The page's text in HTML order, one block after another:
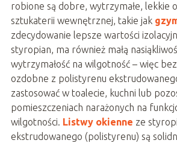
robione są dobre, wytrzymałe, lekkie
sztukaterii wewnętrznej, takie jak
zdecydowanie lepsze wartości
styropian, ma również małą
wytrzymałość na wilgotność – więc
ozdobne z polistyrenu
zastosować w toalecie, kuchni lub
pomieszczeniach narażonych na
wilgotności. Listwy okienne ze
ekstrudowanego (polistyrenu) są